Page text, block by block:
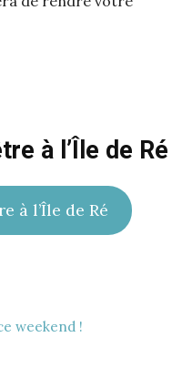
à l’Île de Ré
à l’Île de Ré
weekend !